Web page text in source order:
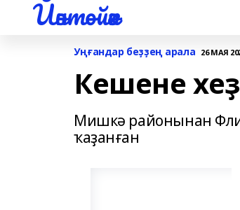
Йәнтөйәк
Уңғандар беҙҙең арала 26 МАЯ
Кешене
Мишкә районынан
ҡаҙанған